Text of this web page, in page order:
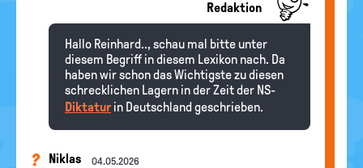
Redaktion
Hallo Reinhard.., schau mal bitte unter
diesem Begriff in diesem Lexikon nach. Da
haben wir schon das Wichtigste zu diesen
schrecklichen Lagern in der Zeit der NS-
Diktatur in Deutschland geschrieben.
Niklas 04.05.2026